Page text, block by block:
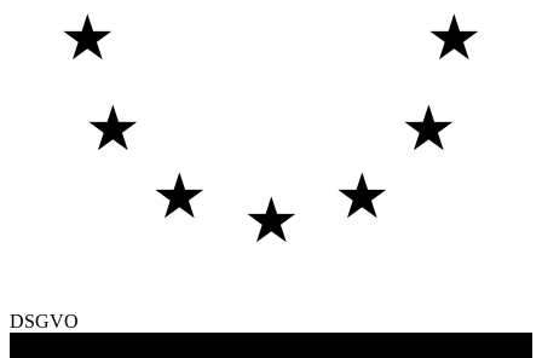
★
★
★
★
★
★
★
DSGVO